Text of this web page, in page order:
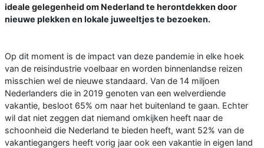
ideale gelegenheid om Nederland te herontdekken door
nieuwe plekken en lokale juweeltjes te bezoeken.
Op dit moment is de impact van deze pandemie in elke hoek
van de reisindustrie voelbaar en worden binnenlandse reizen
misschien wel de nieuwe standaard. Van de 14 miljoen
Nederlanders die in 2019 genoten van een welverdiende
vakantie, besloot 65% om naar het buitenland te gaan. Echter
wil dat niet zeggen dat niemand omkijken heeft naar de
schoonheid die Nederland te bieden heeft, want 52% van de
vakantiegangers heeft vorig jaar ook een vakantie in eigen land